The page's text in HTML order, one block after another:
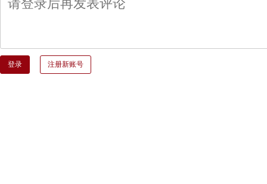
登录 注册新账号